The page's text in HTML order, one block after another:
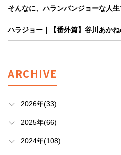
そんなに、ハランバンジョーな人
ハラジョー｜【番外篇】谷川あか
ARCHIVE
2026年(33)
2025年(66)
2024年(108)